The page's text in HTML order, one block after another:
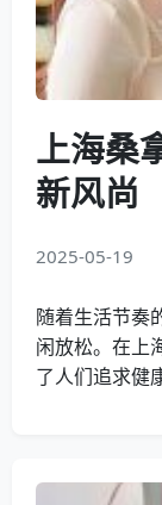
上海桑
新风尚
2025-05-19
随着生活节奏
闲放松。在上
了人们追求健